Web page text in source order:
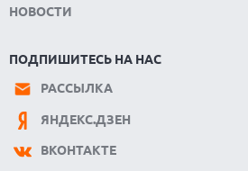
НОВОСТИ
ПОДПИШИТЕСЬ НА НАС
РАССЫЛКА
ЯНДЕКС.ДЗЕН
ВКОНТАКТЕ